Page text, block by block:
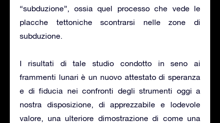
“subduzione”, ossia quel processo che vede le
placche tettoniche scontrarsi nelle zone di
subduzione.
I risultati di tale studio condotto in seno ai
frammenti lunari è un nuovo attestato di speranza
e di fiducia nei confronti degli strumenti oggi a
nostra disposizione, di apprezzabile e lodevole
valore, una ulteriore dimostrazione di come una